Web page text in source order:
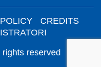
reserved
CREDITS